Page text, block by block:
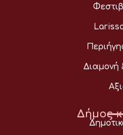
Διαμονή
Δήμος